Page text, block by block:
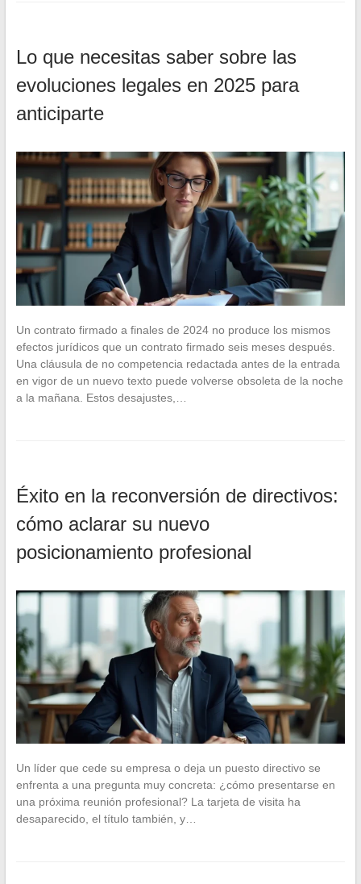
Lo que necesitas saber sobre las
evoluciones legales en 2025 para
anticiparte
Un contrato firmado a finales de 2024 no produce los mismos
efectos jurídicos que un contrato firmado seis meses después.
Una cláusula de no competencia redactada antes de la entrada
en vigor de un nuevo texto puede volverse obsoleta de la noche
a la mañana. Estos desajustes,…
Éxito en la reconversión de directivos:
cómo aclarar su nuevo
posicionamiento profesional
Un líder que cede su empresa o deja un puesto directivo se
enfrenta a una pregunta muy concreta: ¿cómo presentarse en
una próxima reunión profesional? La tarjeta de visita ha
desaparecido, el título también, y…